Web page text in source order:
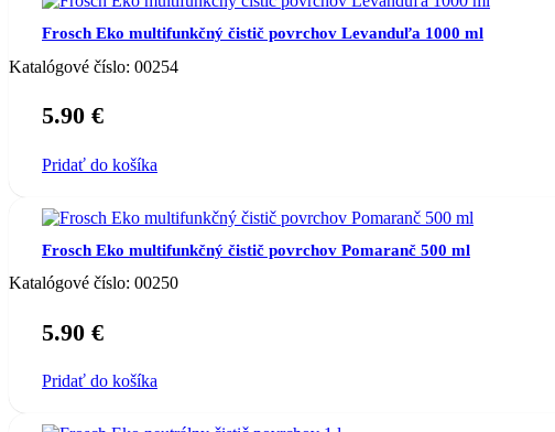
Frosch Eko multifunkčný čistič povrchov Levanduľa 1000 ml
Katalógové číslo: 00254
5.90 €
Pridať do košíka
Frosch Eko multifunkčný čistič povrchov Pomaranč 500 ml
Katalógové číslo: 00250
5.90 €
Pridať do košíka